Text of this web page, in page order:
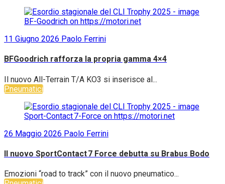
11 Giugno 2026 Paolo Ferrini
BFGoodrich rafforza la propria gamma 4×4
Il nuovo All-Terrain T/A KO3 si inserisce al...
Pneumatici
26 Maggio 2026 Paolo Ferrini
Il nuovo SportContact 7 Force debutta su Brabus Bodo
Emozioni “road to track” con il nuovo pneumatico...